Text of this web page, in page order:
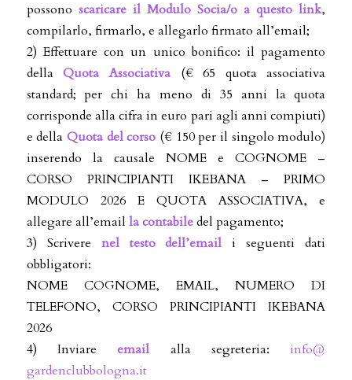
possono scaricare il Modulo Socia/o a questo link,
compilarlo, firmarlo, e allegarlo firmato all’email;
2) Effettuare con un unico bonifico: il pagamento
dellaQuota Associativa(€ 65 quota associativa
standard; per chi ha meno di 35 anni la quota
corrisponde alla cifra in euro pari agli anni compiuti)
e della Quota del corso (€ 150 per il singolo modulo)
inserendo la causale NOME e COGNOME –
CORSO PRINCIPIANTI IKEBANA – PRIMO
MODULO 2026 E QUOTA ASSOCIATIVA, e
allegare all’email la contabiledel pagamento;
3) Scrivere nel testo dell’emaili seguenti dati
obbligatori:
NOME COGNOME, EMAIL, NUMERO DI
TELEFONO, CORSO PRINCIPIANTI IKEBANA
2026
4) Inviareemail alla segreteria: info@
gardenclubbologna.it